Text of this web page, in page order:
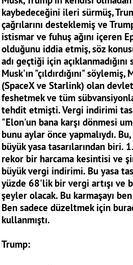
kaybedeceğini ileri sürmüş,
çağrılarını desteklemiş ve
istismar ve fuhuş ağını içeren
olduğunu iddia etmiş, söz
adı geçtiği için
Musk'ın "çıldırdığını"
(SpaceX ve Starlink) olan
feshetmek ve tüm
tehdit etmişti. Vergi indirimi
"Elon'un bana karşı dönmesi
bunu aylar önce yapmalıydı.
büyük yasa tasarılarından biri.
rekor bir harcama kesintisi ve
büyük vergi indirimi. Bu yasa
yüzde 68'lik bir vergi artışı ve
şeyler olacak. Bu karmaşayı
Ben sadece düzeltmek için
kullanmıştı.
Trump: